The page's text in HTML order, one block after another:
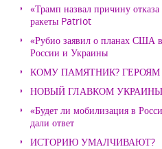
«Трамп назвал причину
ракеты Patriot
«Рубио заявил о планах США
России и Украины
КОМУ ПАМЯТНИК? ГЕРОЯМ
НОВЫЙ ГЛАВКОМ
«Будет ли мобилизация в
дали ответ
ИСТОРИЮ УМАЛЧИВАЮТ?